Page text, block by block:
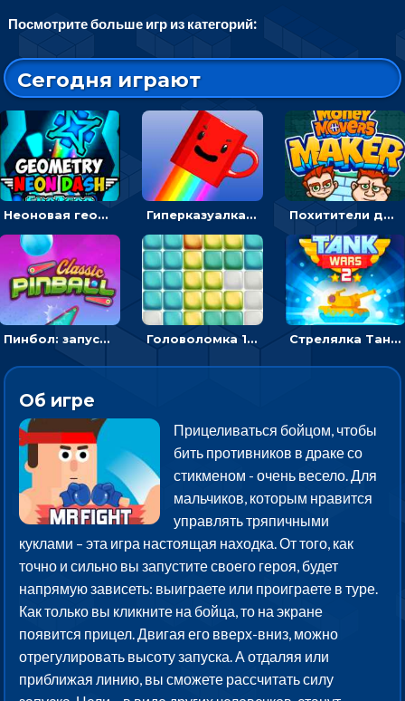
Посмотрите больше игр из категорий:
Сегодня играют
Неоновая геометрия: прыгай через препятствия и собирай шары Гиперказуалка Летающая чашка кофе: двигаться и собирать кубики сахара Похитители денег: управляйте друзьями и соберите все мешки с долларами
Пинбол: запускать шарик, чтобы выбивать очки Головоломка 10х10 Стрелялка Танковые войны: бить по танку врага, чтобы уничтожить зло
Об игре
Прицеливаться бойцом, чтобы
бить противников в драке со
стикменом - очень весело. Для
мальчиков, которым нравится
управлять тряпичными
куклами – эта игра настоящая находка. От того, как
точно и сильно вы запустите своего героя, будет
напрямую зависеть: выиграете или проиграете в туре.
Как только вы кликните на бойца, то на экране
появится прицел. Двигая его вверх-вниз, можно
отрегулировать высоту запуска. А отдаляя или
приближая линию, вы сможете рассчитать силу